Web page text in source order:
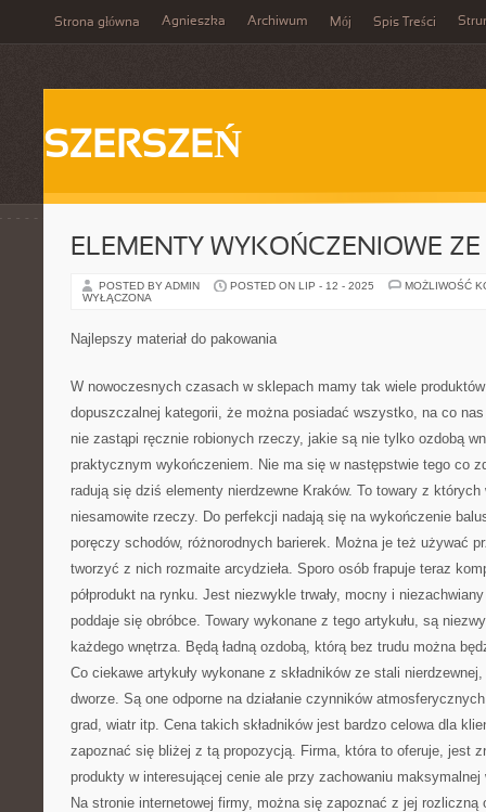
Strona główna Agnieszka Archiwum Mój Spis Treści
SZERSZEŃ
ELEMENTY WYKOŃCZENIOWE
POSTED BY ADMIN POSTED ON LIP - 12 - 2025
MOŻLIWOŚĆ
WYŁĄCZONA
Najlepszy materiał do pakowania
W nowoczesnych czasach w sklepach mamy tak wiele
dopuszczalnej kategorii, że można posiadać wszystko, na co
nie zastąpi ręcznie robionych rzeczy, jakie są nie tylko ozdobą
praktycznym wykończeniem. Nie ma się w następstwie tego co
radują się dziś elementy nierdzewne Kraków. To towary z
niesamowite rzeczy. Do perfekcji nadają się na wykończenie
poręczy schodów, różnorodnych barierek. Można je też używać
tworzyć z nich rozmaite arcydzieła. Sporo osób frapuje teraz
półprodukt na rynku. Jest niezwykle trwały, mocny i
poddaje się obróbce. Towary wykonane z tego artykułu, są
każdego wnętrza. Będą ładną ozdobą, którą bez trudu można
Co ciekawe artykuły wykonane z składników ze stali
dworze. Są one odporne na działanie czynników
grad, wiatr itp. Cena takich składników jest bardzo celowa dla
zapoznać się bliżej z tą propozycją. Firma, która to oferuje, jest
produkty w interesującej cenie ale przy zachowaniu
Na stronie internetowej firmy, można się zapoznać z jej rozliczną